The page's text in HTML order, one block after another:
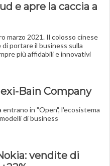
e apre la caccia a
marzo 2021. Il colosso cinese
portare il business sulla
più affidabili e innovativi
Bain Company
in "Open", l'ecosistema
di business
vendite di